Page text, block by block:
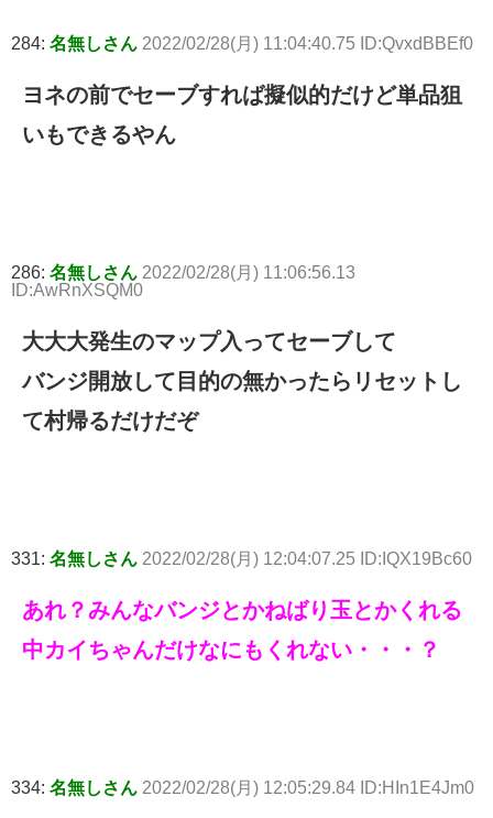
284: 名無しさん 2022/02/28(月) 11:04:40.75 ID:QvxdBBEf0
ヨネの前でセーブすれば擬似的だけど単品狙
いもできるやん
286: 名無しさん 2022/02/28(月) 11:06:56.13
ID:AwRnXSQM0
大大大発生のマップ入ってセーブして
バンジ開放して目的の無かったらリセットし
て村帰るだけだぞ
331: 名無しさん 2022/02/28(月) 12:04:07.25 ID:IQX19Bc60
あれ？みんなバンジとかねばり玉とかくれる
中カイちゃんだけなにもくれない・・・？
334: 名無しさん 2022/02/28(月) 12:05:29.84 ID:HIn1E4Jm0